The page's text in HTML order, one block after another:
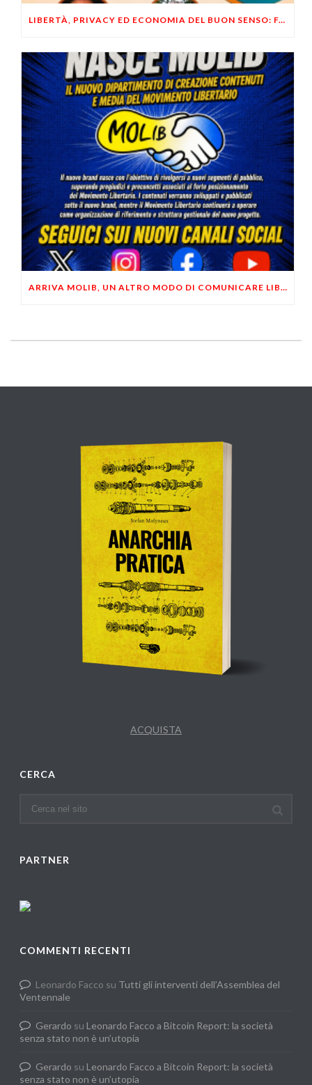
LIBERTÀ, PRIVACY ED ECONOMIA DEL BUON SENSO: FACCO E MUSUMECI A CASALECCHIO DI RENO (BO)
ARRIVA MOLIB, UN ALTRO MODO DI COMUNICARE LIBERTARIO
ACQUISTA
CERCA
PARTNER
COMMENTI RECENTI
Leonardo Facco su Tutti gli interventi dell’Assemblea del
Ventennale
Gerardo su Leonardo Facco a Bitcoin Report: la società
senza stato non è un’utopia
Gerardo su Leonardo Facco a Bitcoin Report: la società
senza stato non è un’utopia